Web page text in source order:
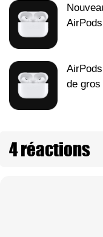
de gros
4 réactions